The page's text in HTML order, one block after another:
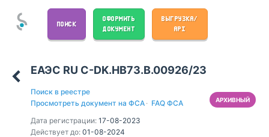
ПОИСК
ОФОРМИТЬ
ДОКУМЕНТ
ВЫГРУЗКА/
API
ЕАЭС RU С-DK.НВ73.В.00926/23
Поиск в реестре
Просмотреть документ на ФСА · FAQ ФСА
Дата регистрации: 17-08-2023
Действует до: 01-08-2024
АРХИВНЫЙ